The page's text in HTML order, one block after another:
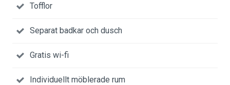
Tofflor
Separat badkar och dusch
Gratis wi-fi
Individuellt möblerade rum